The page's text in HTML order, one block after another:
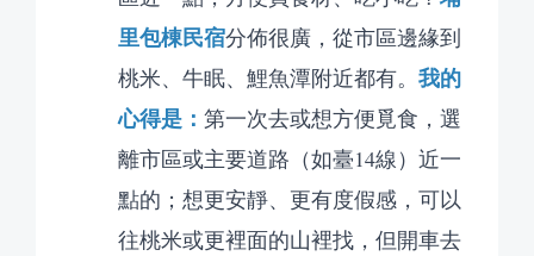
里包棟民宿分佈很廣，從市區邊緣到
桃米、牛眠、鯉魚潭附近都有。 我的
心得是： 第一次去或想方便覓食，選
離市區或主要道路（如臺14線）近一
點的；想更安靜、更有度假感，可以
往桃米或更裡面的山裡找，但開車去